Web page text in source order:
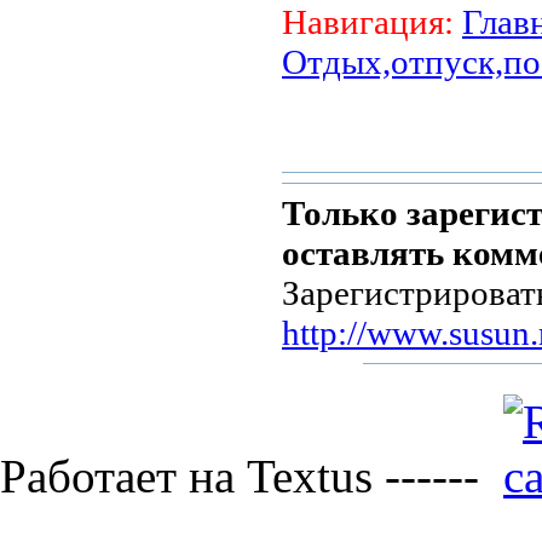
Навигация:
Только
оставлять
http://
Работает на Textus ------